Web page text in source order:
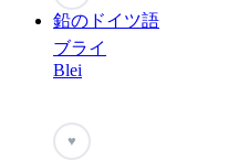
鉛のドイツ語
ブライ
Blei
♥